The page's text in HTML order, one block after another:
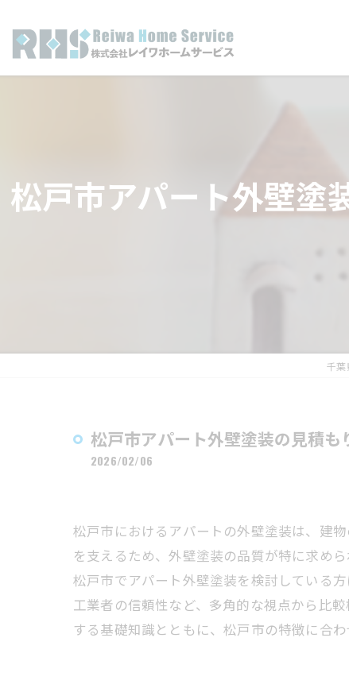
松戸市アパート外壁
千葉
松戸市アパート外壁塗装の見積
2026/02/06
松戸市におけるアパートの外壁塗装は、建
を支えるため、外壁塗装の品質が特に求め
松戸市でアパート外壁塗装を検討している
工業者の信頼性など、多角的な視点から比
する基礎知識とともに、松戸市の特徴に合